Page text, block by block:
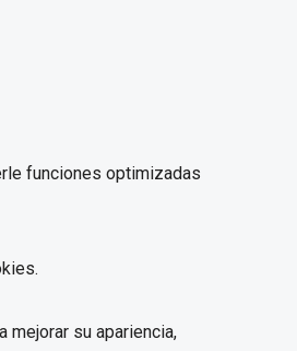
funciones optimizadas
mejorar su apariencia,